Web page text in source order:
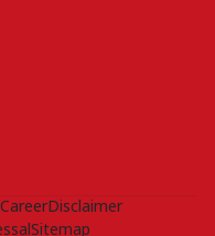
CareerDisclaimer
Sitemap